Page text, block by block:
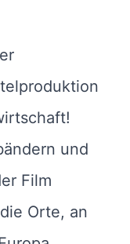
und
Film
Orte, an